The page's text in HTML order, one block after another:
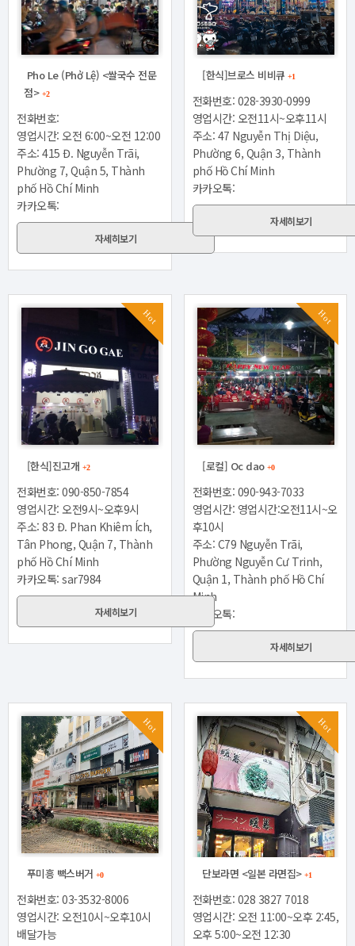
Pho Le (Phở Lệ) <쌀국수 전문
점> +2
전화번호:
영업시간: 오전 6:00~오전 12:00
주소: 415 Đ. Nguyễn Trãi,
Phường 7, Quận 5, Thành
phố Hồ Chí Minh
카카오톡:
자세히보기
[한식]브로스 비비큐 +1
전화번호: 028-3930-0999
영업시간: 오전11시~오후11시
주소: 47 Nguyễn Thị Diệu,
Phường 6, Quận 3, Thành
phố Hồ Chí Minh
카카오톡:
자세히보기
Hot
[한식]진고개 +2
전화번호: 090-850-7854
영업시간: 오전9시~오후9시
주소: 83 Đ. Phan Khiêm Ích,
Tân Phong, Quận 7, Thành
phố Hồ Chí Minh
카카오톡: sar7984
자세히보기
Hot
[로컬] Oc dao +0
전화번호: 090-943-7033
영업시간: 영업시간:오전11시~오
후10시
주소: C79 Nguyễn Trãi,
Phường Nguyễn Cư Trinh,
Quận 1, Thành phố Hồ Chí
Minh
카카오톡:
자세히보기
Hot
푸미흥 빽스버거 +0
전화번호: 03-3532-8006
영업시간: 오전10시~오후10시
배달가능
Hot
단보라면 <일본 라면집> +1
전화번호: 028 3827 7018
영업시간: 오전 11:00~오후 2:45,
오후 5:00~오전 12:30